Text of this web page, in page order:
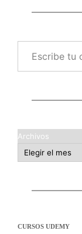
Escribe tu correo electrónico…
Archivos
CURSOS UDEMY